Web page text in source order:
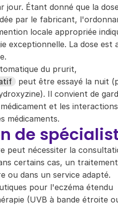
jour. Étant donné que la
par le fabricant,
locale appropriée
exceptionnelle. La dose est
du prurit,
peut être essayé la nuit
Il convient de
et les interactions
médicaments.
de
peut nécessiter la
certains cas, un traitement
ou dans un service adapté.
pour l'eczéma étendu
(UVB à bande étroite